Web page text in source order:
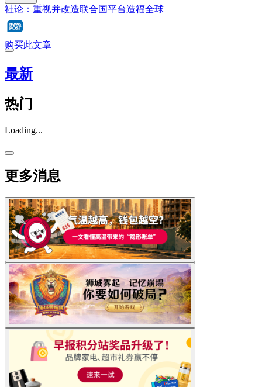
社论：重视并改造联合国平台造福全球
购买此文章
最新
热门
Loading...
更多消息